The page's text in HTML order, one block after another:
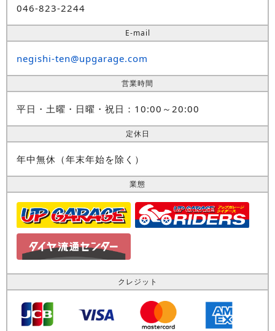
046-823-2244
E-mail
negishi-ten@upgarage.com
営業時間
平日・土曜・日曜・祝日：10:00～20:00
定休日
年中無休（年末年始を除く）
業態
クレジット